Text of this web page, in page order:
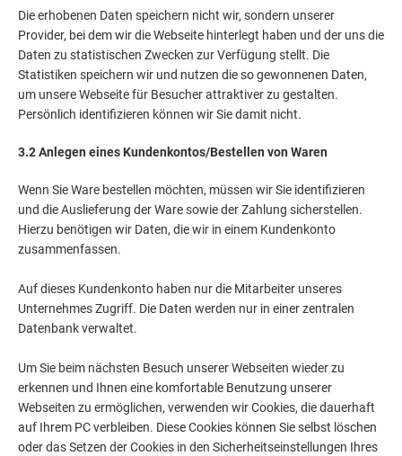
Die erhobenen Daten speichern nicht wir, sondern unserer
Provider, bei dem wir die Webseite hinterlegt haben und der uns die
Daten zu statistischen Zwecken zur Verfügung stellt. Die
Statistiken speichern wir und nutzen die so gewonnenen Daten,
um unsere Webseite für Besucher attraktiver zu gestalten.
Persönlich identifizieren können wir Sie damit nicht.
3.2 Anlegen eines Kundenkontos/Bestellen von Waren
Wenn Sie Ware bestellen möchten, müssen wir Sie identifizieren
und die Auslieferung der Ware sowie der Zahlung sicherstellen.
Hierzu benötigen wir Daten, die wir in einem Kundenkonto
zusammenfassen.
Auf dieses Kundenkonto haben nur die Mitarbeiter unseres
Unternehmes Zugriff. Die Daten werden nur in einer zentralen
Datenbank verwaltet.
Um Sie beim nächsten Besuch unserer Webseiten wieder zu
erkennen und Ihnen eine komfortable Benutzung unserer
Webseiten zu ermöglichen, verwenden wir Cookies, die dauerhaft
auf Ihrem PC verbleiben. Diese Cookies können Sie selbst löschen
oder das Setzen der Cookies in den Sicherheitseinstellungen Ihres